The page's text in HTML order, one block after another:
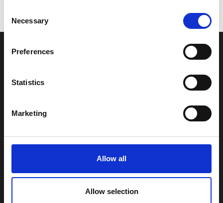
Selection
Necessary
Preferences
Statistics
Marketing
Allow all
Allow selection
Odwiedź nas
Zapraszamy do
odwiedzenia nas w
Zapraszamy do
odwiedzenia nas w
Oulu: